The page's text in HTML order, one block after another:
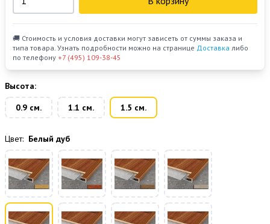
🚚 Стоимость и условия доставки могут зависеть от суммы заказа и
типа товара. Узнать подробности можно на странице Доставка либо
по телефону +7 (495) 109-38-45
Высота:
0.9 см.
1.1 см. 1.5 см.
Цвет: Белый дуб